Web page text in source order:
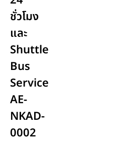
ชั่วโมง
และ
Shuttle
Bus
Service
AE-
NKAD-
0002